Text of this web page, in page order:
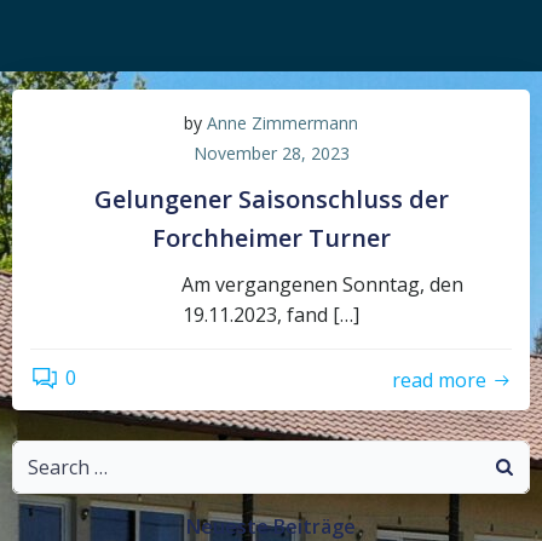
by Anne Zimmermann
November 28, 2023
Gelungener Saisonschluss der
Forchheimer Turner
Am vergangenen Sonntag, den
19.11.2023, fand […]
0 read more
Search
for:
Neueste Beiträge